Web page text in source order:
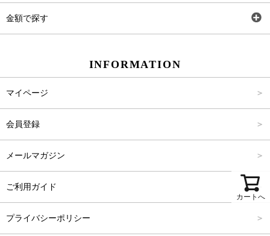
カートへ
金額で探す
INFORMATION
マイページ
会員登録
メールマガジン
ご利用ガイド
プライバシーポリシー